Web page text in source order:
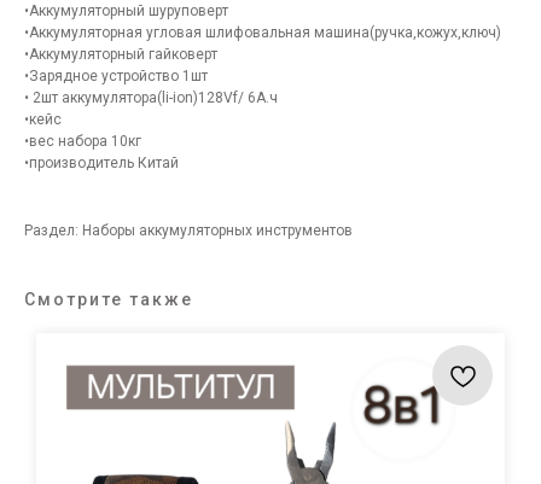
•Аккумуляторный шуруповерт
•Аккумуляторная угловая шлифовальная машина(ручка,кожух,ключ)
•Аккумуляторный гайковерт
•Зарядное устройство 1шт
• 2шт аккумулятора(li-ion)128Vf/ 6A.ч
•кейс
•вес набора 10кг
•производитель Китай
Раздел: Наборы аккумуляторных инструментов
Смотрите также